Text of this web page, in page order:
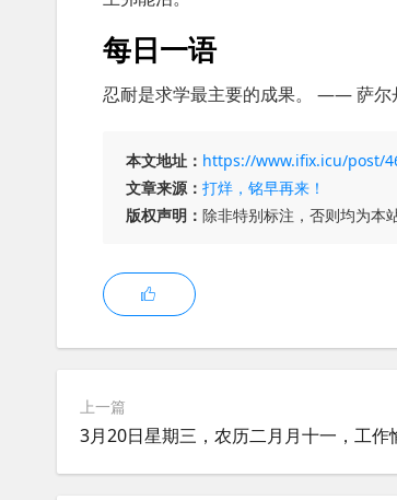
每日一语
忍耐是求学最主要的成果。 —— 萨尔
本文地址： https://www.ifix.icu/post/
文章来源： 打烊，铭早再来！
版权声明： 除非特别标注，否则均为本
上一篇